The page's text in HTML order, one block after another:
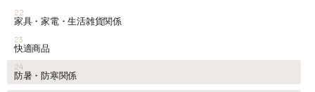
22
家具・家電・生活雑貨関係
23
快適商品
24
防暑・防寒関係